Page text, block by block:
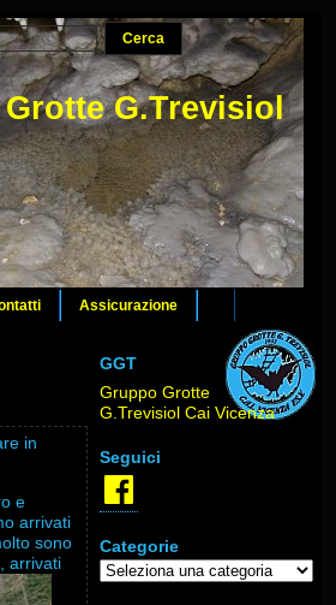
G.Trevisiol
Assicurazione
in
e
arrivati
sono
arrivati
GGT
Gruppo Grotte
G.Trevisiol Cai Vicenza
Seguici
Facebook
Categorie
Categorie